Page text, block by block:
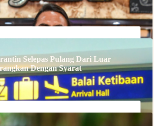
Selepas Pulang Dari Luar
Dengan Syarat